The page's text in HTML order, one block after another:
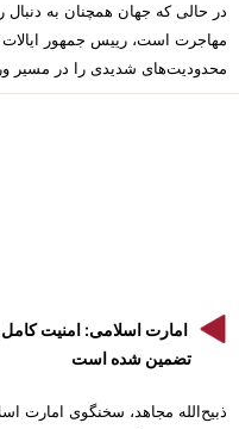
در حالی که جهان همچنان به
مهاجرت است، رییس جمهور ایالات
محدودیت‌های شدیدی را در مسیر
امارت اسلامی: امنیت کامل
تضمین شده است
ذبیح‌الله مجاهد، سخنگوی امارت